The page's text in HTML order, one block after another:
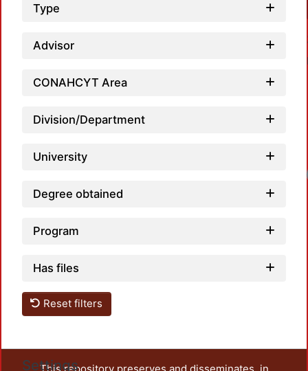
Type
Advisor
CONAHCYT Area
Division/Department
University
Degree obtained
Program
Has files
Reset filters
Settings